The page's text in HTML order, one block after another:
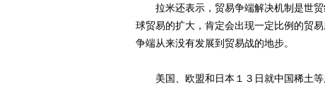
拉米还表示，贸易争端解决机制是世贸
球贸易的扩大，肯定会出现一定比例的贸
争端从来没有发展到贸易战的地步。
美国、欧盟和日本１３日就中国稀土等